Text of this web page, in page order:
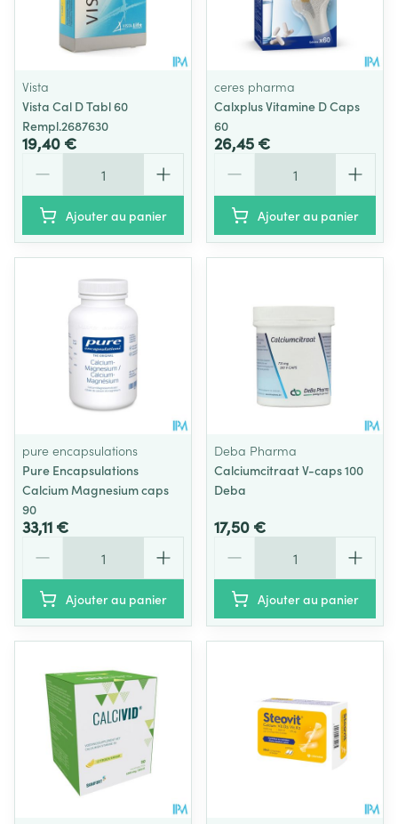
Vista
Vista Cal D Tabl 60
Rempl.2687630
19,40 €
Ajouter au panier
ceres pharma
Calxplus Vitamine D Caps
60
26,45 €
Ajouter au panier
pure encapsulations
Pure Encapsulations
Calcium Magnesium caps
90
33,11 €
Ajouter au panier
Deba Pharma
Calciumcitraat V-caps 100
Deba
17,50 €
Ajouter au panier